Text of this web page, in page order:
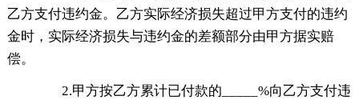
乙方支付违约金。乙方实际经济损失超过甲方支付的违约
金时，实际经济损失与违约金的差额部分由甲方据实赔
偿。
2.甲方按乙方累计已付款的_____%向乙方支付违